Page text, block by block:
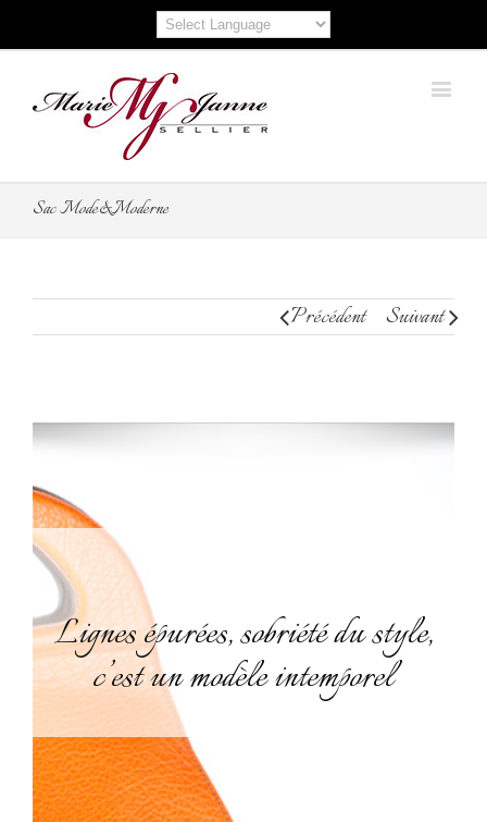
Sac Mode&Moderne
Précédent Suivant
Lignes épurées, sobriété du style,
c’est un modèle intemporel